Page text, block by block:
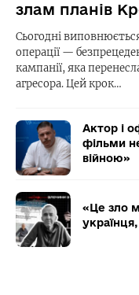
злам планів
Сьогодні
операції —
кампанії, яка
агресора. Цей крок…
Актор і
фільми
війною»
«Це зло